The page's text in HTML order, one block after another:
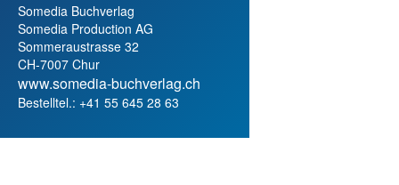
Somedia Buchverlag
Somedia Production AG
Sommeraustrasse 32
CH-7007 Chur
www.somedia-buchverlag.ch
Bestelltel.: +41 55 645 28 63